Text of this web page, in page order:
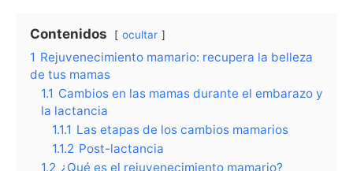
Contenidos ocultar
1 Rejuvenecimiento mamario: recupera la belleza
de tus mamas
1.1 Cambios en las mamas durante el embarazo y
la lactancia
1.1.1 Las etapas de los cambios mamarios
1.1.2 Post-lactancia
1.2 ¿Qué es el rejuvenecimiento mamario?